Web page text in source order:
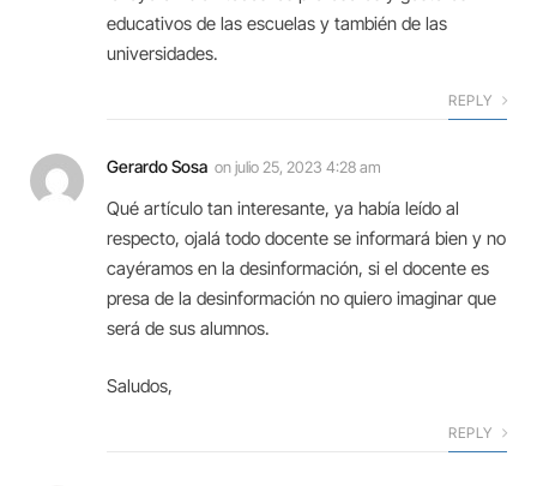
educativos de las escuelas y también de las
universidades.
REPLY
Gerardo Sosa onjulio 25, 2023 4:28 am
Qué artículo tan interesante, ya había leído al
respecto, ojalá todo docente se informará bien y no
cayéramos en la desinformación, si el docente es
presa de la desinformación no quiero imaginar que
será de sus alumnos.
Saludos,
REPLY